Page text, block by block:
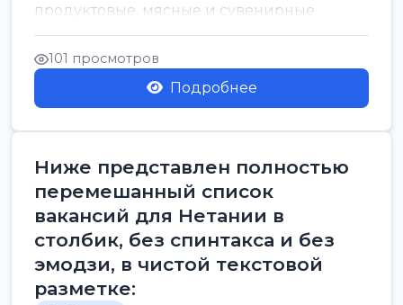
продуктовые, мясные и сувенирные
лавки<br />
Разнорабочий на сборку м...
101 просмотров
Подробнее
Ниже представлен полностью
перемешанный список
вакансий для Нетании в
столбик, без спинтакса и без
эмодзи, в чистой текстовой
разметке: